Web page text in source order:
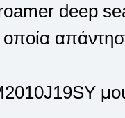
roamer deep
οποία